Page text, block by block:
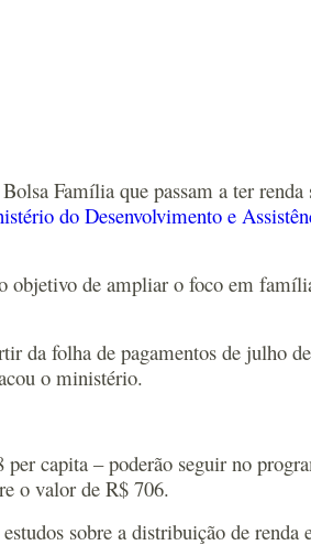
Família que passam a ter
do Desenvolvimento e
objetivo de ampliar o foco em
da folha de pagamentos de julho
o ministério.
capita – poderão seguir no
o valor de R$ 706.
sobre a distribuição de renda